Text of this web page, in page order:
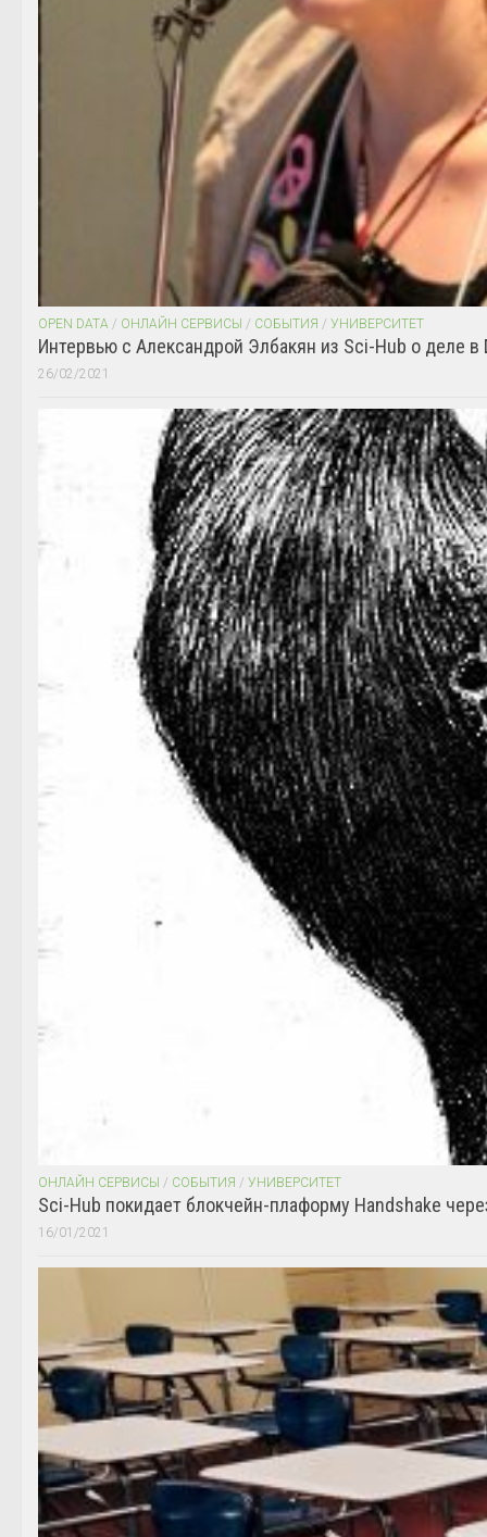
OPEN DATA / ОНЛАЙН СЕРВИСЫ / СОБЫТИЯ / УНИВЕРСИТЕТ
Интервью с Александрой Элбакян из Sci-Hub о деле в
26/02/2021
ОНЛАЙН СЕРВИСЫ / СОБЫТИЯ / УНИВЕРСИТЕТ
Sci-Hub покидает блокчейн-плаформу Handshake
16/01/2021